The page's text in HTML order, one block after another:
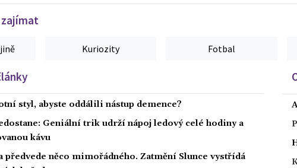
zajímat
Kuriozity Fotbal
styl, abyste oddálili nástup demence?
Geniální trik udrží nápoj ledový celé hodiny a
kávu
předvede něco mimořádného. Zatmění Slunce vystřídá